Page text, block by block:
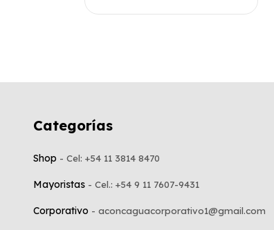
Categorías
Shop
Mayoristas
Corporativo